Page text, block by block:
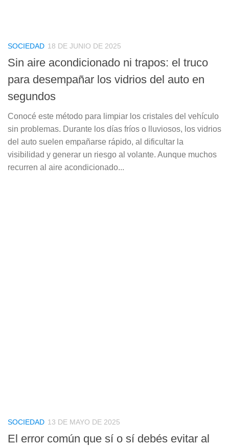
SOCIEDAD 18 DE JUNIO DE 2025
Sin aire acondicionado ni trapos: el truco
para desempañar los vidrios del auto en
segundos
Conocé este método para limpiar los cristales del vehículo
sin problemas. Durante los días fríos o lluviosos, los vidrios
del auto suelen empañarse rápido, al dificultar la
visibilidad y generar un riesgo al volante. Aunque muchos
recurren al aire acondicionado...
SOCIEDAD 13 DE MAYO DE 2025
El error común que sí o sí debés evitar al